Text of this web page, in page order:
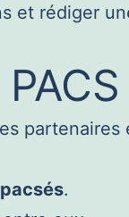
et rédiger
.